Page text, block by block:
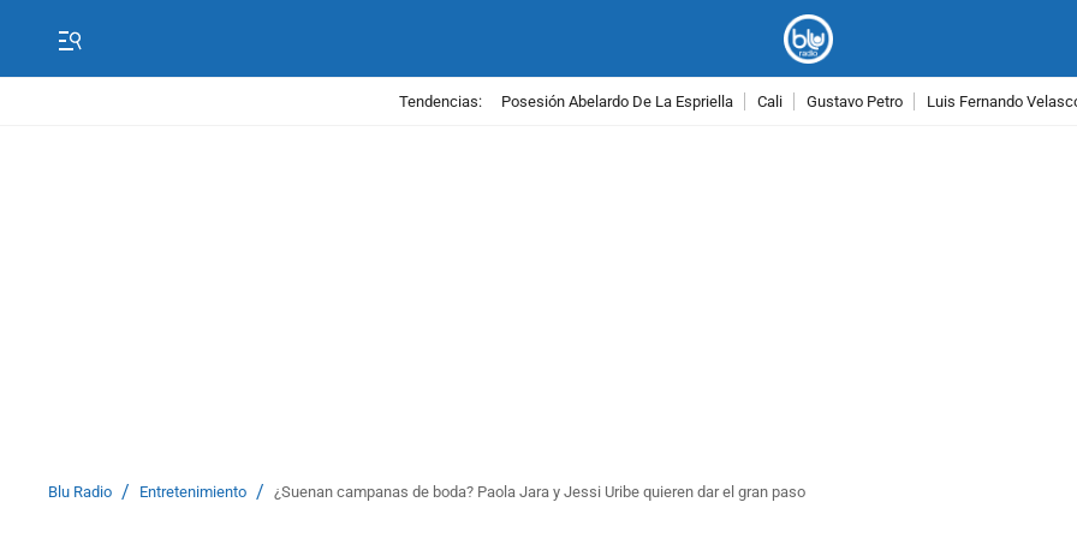
Tendencias: Posesión Abelardo De La Espriella Cali Gustavo Petro Luis Fernando
Blu Radio / Entretenimiento / ¿Suenan campanas de boda? Paola Jara y Jessi Uribe quieren dar el gran paso